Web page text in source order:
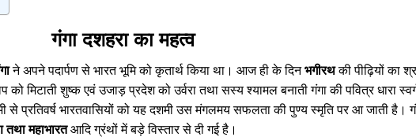
गंगा दशहरा का महत्व
ने अपने पदार्पण से भारत भूमि को कृतार्थ किया था। आज ही के दिनभगीरथकी पीढ़ियों का
शुष्क एवं उजाड़ प्रदेश को उर्वरा तथा सस्य श्यामल बनाती गंगा की पवित्र धारा
से प्रतिवर्ष भारतवासियों को यह दशमी उस मंगलमय सफलता की पुण्य स्मृति पर आ जाती है।
तथा महाभारतआदि ग्रंथों में बड़े विस्तार से दी गई है।